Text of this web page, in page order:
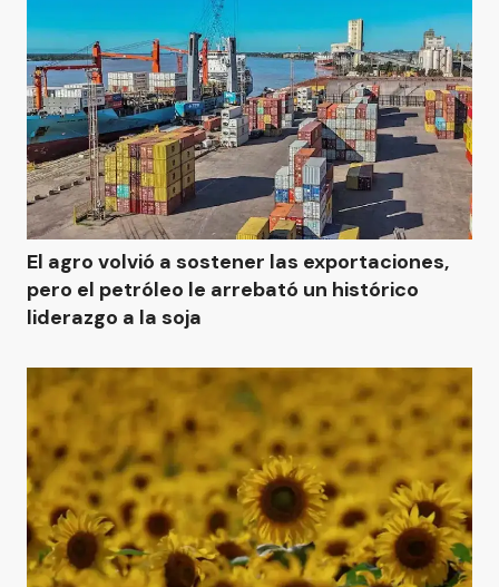
El agro volvió a sostener las exportaciones,
pero el petróleo le arrebató un histórico
liderazgo a la soja